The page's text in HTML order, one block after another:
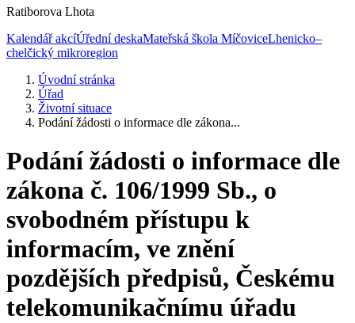
Ratiborova Lhota
Kalendář akcíÚřední deskaMateřská škola MíčoviceLhenicko–
chelčický mikroregion
Úvodní stránka
Úřad
Životní situace
Podání žádosti o informace dle zákona...
Podání žádosti o informace dle
zákona č. 106/1999 Sb., o
svobodném přístupu k
informacím, ve znění
pozdějších předpisů, Českému
telekomunikačnímu úřadu